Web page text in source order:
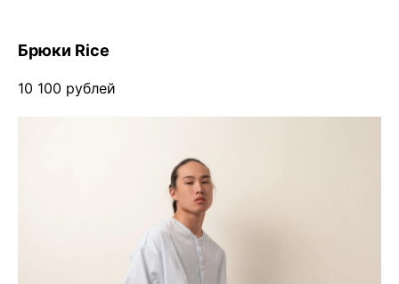
Брюки Rice
10 100 рублей